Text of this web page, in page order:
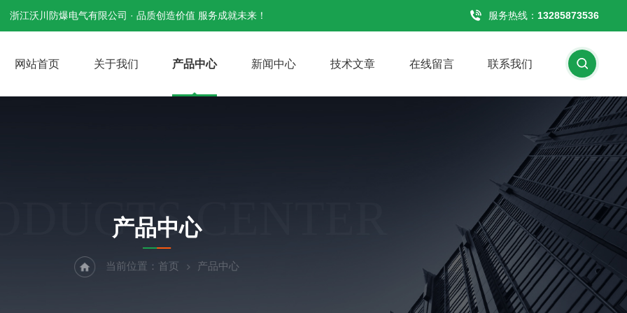
浙江沃川防爆电气有限公司 · 品质创造价值 服务成就未来！ 服务热线： 13285873536
网站首页 关于我们 产品中心 新闻中心 技术文章 在线留言 联系我们
CENTER
产品中心
当前位置： 首页 产品中心